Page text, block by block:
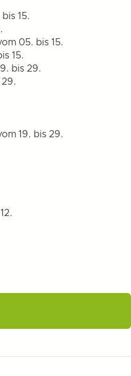
15.
05. bis 15.
15.
bis 29.
29.
19. bis 29.